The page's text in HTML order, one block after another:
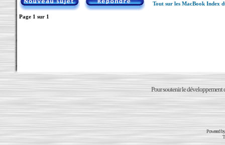
Tout sur les MacBook Index
Page 1 sur 1
Pour soutenir le développement
Powered